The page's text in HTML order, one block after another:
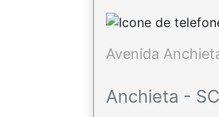
Avenida
Anchieta - SC